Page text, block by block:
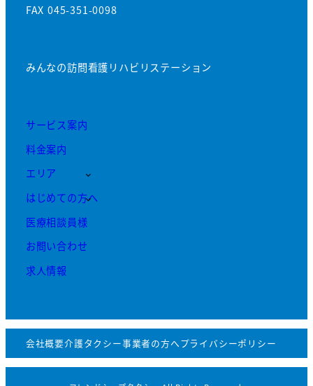
FAX 045-351-0098
みんなの訪問看護リハビリステーション
サービス案内
料金案内
エリア
はじめての方へ
医療相談員様
お問い合わせ
求人情報
会社概要介護タクシー事業者の方へプライバシーポリシー